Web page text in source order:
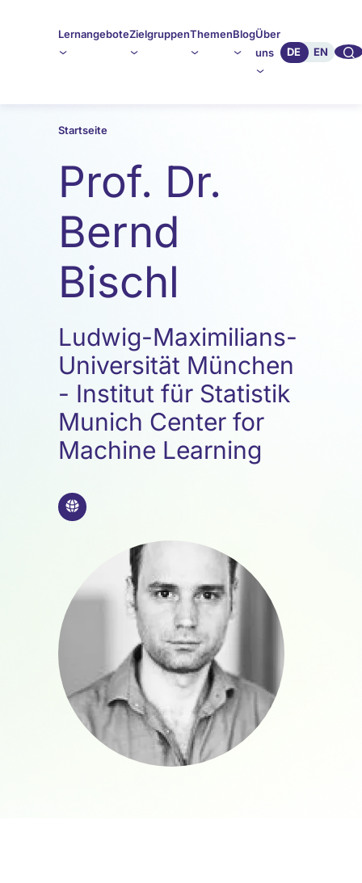
LernangeboteZielgruppenThemenBlogÜber
uns
DE EN 🔍︎︎
Startseite
Prof. Dr.
Bernd
Bischl
Ludwig-Maximilians-
Universität München
- Institut für Statistik
Munich Center for
Machine Learning
🌐